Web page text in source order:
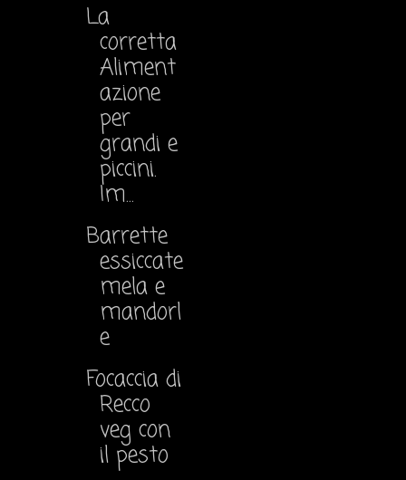
La
corretta
Aliment
azione
per
grandi e
piccini.
Im...
Barrette
essiccate
mela e
mandorl
e
Focaccia di
Recco
veg con
il pesto